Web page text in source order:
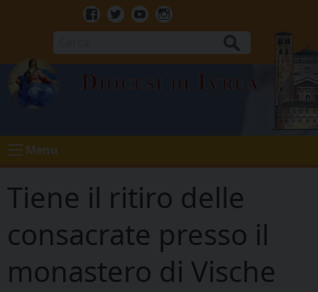
Facebook
TwitterYoutubeInstagram
Diocesi di Ivrea
Menu
Tiene il ritiro delle
consacrate presso il
monastero di Vische